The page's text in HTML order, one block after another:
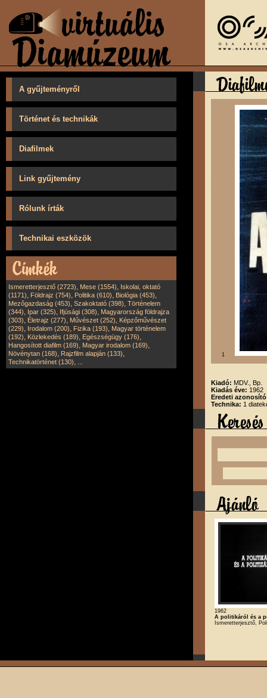
A gyűjteményről
Történet és technikák
Diafilmek
Link gyűjtemény
Rólunk írták
Technikai eszközök
Ismeretterjesztő (2723), Mese (1554), Iskolai, oktató
(1171), Földrajz (754), Politika (610), Biológia (453),
Mezőgazdaság (453), Szakoktató (398), Történelem
(344), Ipar (325), Ifjúsági (308), Magyarország földrajza
(303), Életrajz (277), Művészet (252), Képzőművészet
(229), Irodalom (200), Fizika (193), Magyar történelem
(192), Közlekedés (189), Egészségügy (176),
Hangosított diafilm (169), Magyar irodalom (169),
Növénytan (168), Rajzfilm alapján (133),
Technikatörténet (130),
1
Kiadó: MDV., Bp.
Kiadás éve: 1962
Eredeti
Technika: 1
1962
A politikáról és a
Ismeretterjesztő,